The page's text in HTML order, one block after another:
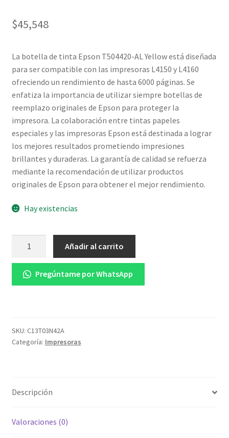
$45,548
La botella de tinta Epson T504420-AL Yellow está diseñada
para ser compatible con las impresoras L4150 y L4160
ofreciendo un rendimiento de hasta 6000 páginas. Se
enfatiza la importancia de utilizar siempre botellas de
reemplazo originales de Epson para proteger la
impresora. La colaboración entre tintas papeles
especiales y las impresoras Epson está destinada a lograr
los mejores resultados prometiendo impresiones
brillantes y duraderas. La garantía de calidad se refuerza
mediante la recomendación de utilizar productos
originales de Epson para obtener el mejor rendimiento.
Hay existencias
Tinta
EPSON
COLOR
Amarillo
Añadir al carrito
Pregúntame por WhatsApp
SKU: C13T03N42A
Categoría: Impresoras
Descripción
Valoraciones (0)